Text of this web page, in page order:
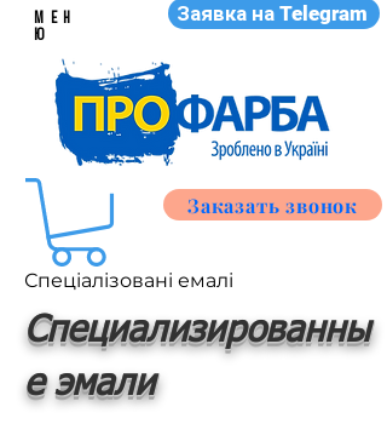
Заявка на Telegram
МЕН
Ю
Заказать звонок
Спеціалізовані емалі
Специализированны
е эмали